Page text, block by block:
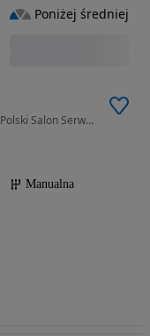
1199 cm3 • 82 KM • 1,2 Benzyna 82KM 2019r Polski Salon Serwis ASO Bezwypadkowy Zadbany
Manualna
Poniżej średniej